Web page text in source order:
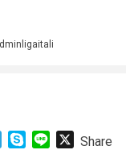
TelegramSkypeLine XShare